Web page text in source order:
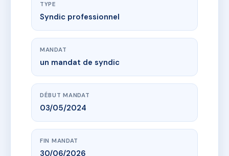
TYPE
Syndic professionnel
MANDAT
un mandat de syndic
DÉBUT MANDAT
03/05/2024
FIN MANDAT
30/06/2026